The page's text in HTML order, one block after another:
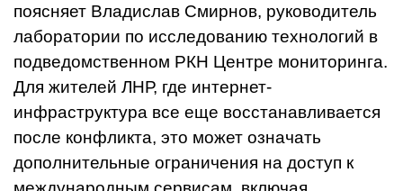
поясняет Владислав Смирнов, руководитель
лаборатории по исследованию технологий в
подведомственном РКН Центре мониторинга.
Для жителей ЛНР, где интернет-
инфраструктура все еще восстанавливается
после конфликта, это может означать
дополнительные ограничения на доступ к